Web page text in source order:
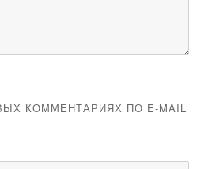
КОММЕНТАРИЯХ ПО E-MAIL